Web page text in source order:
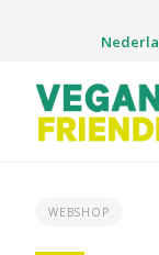
WEBSHOP